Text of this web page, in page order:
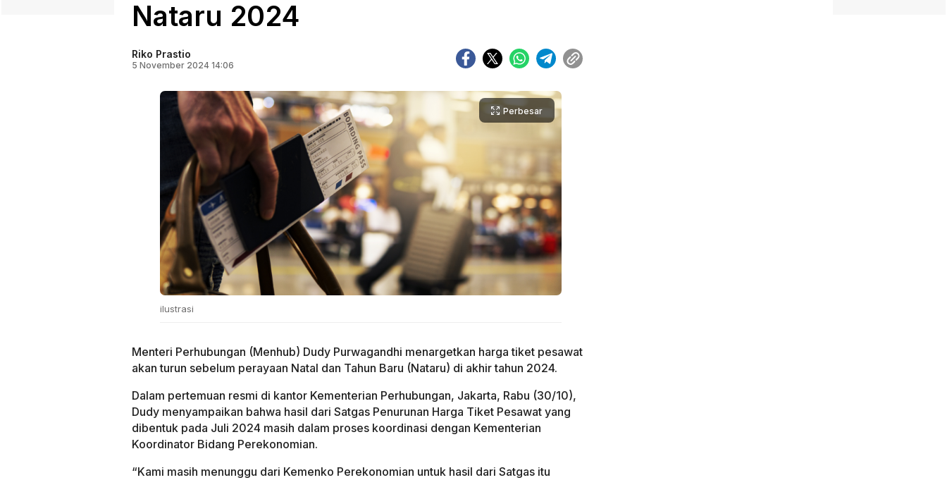
Nataru 2024
Riko Prastio
5 November 2024 14:06
Perbesar
ilustrasi
Menteri Perhubungan (Menhub) Dudy Purwagandhi menargetkan harga tiket pesawat
akan turun sebelum perayaan Natal dan Tahun Baru (Nataru) di akhir tahun 2024.
Dalam pertemuan resmi di kantor Kementerian Perhubungan, Jakarta, Rabu (30/10),
Dudy menyampaikan bahwa hasil dari Satgas Penurunan Harga Tiket Pesawat yang
dibentuk pada Juli 2024 masih dalam proses koordinasi dengan Kementerian
Koordinator Bidang Perekonomian.
“Kami masih menunggu dari Kemenko Perekonomian untuk hasil dari Satgas itu